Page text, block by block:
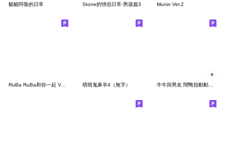
貓貓阿魯的日常 Stone的情侶日常-男孩篇3 Munin Ver.2
RuBa RuBa和你一起 Vol.2 萌萌鬼鼻羊4（無字） 牛牛與男友 鬧彆扭動動貼圖.